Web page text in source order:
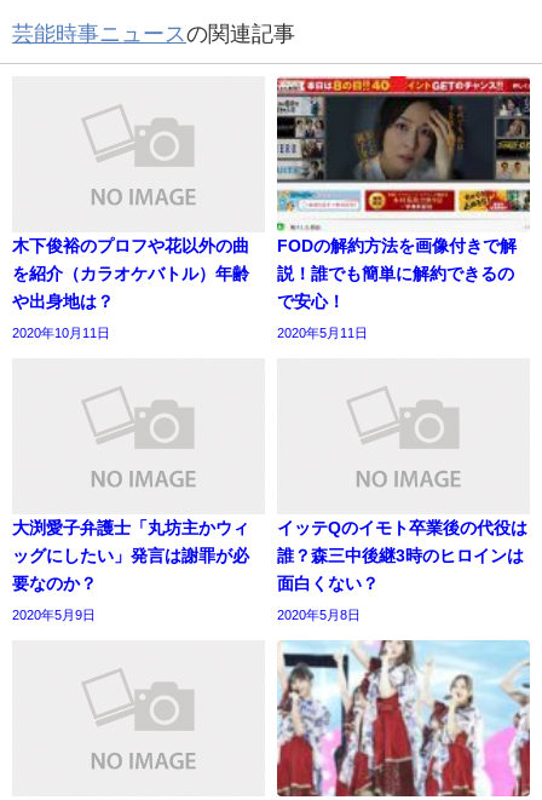
芸能時事ニュースの関連記事
木下俊裕のプロフや花以外の曲
を紹介（カラオケバトル）年齢
や出身地は？
2020年10月11日
FODの解約方法を画像付きで解
説！誰でも簡単に解約できるの
で安心！
2020年5月11日
大渕愛子弁護士「丸坊主かウィ
ッグにしたい」発言は謝罪が必
要なのか？
2020年5月9日
イッテQのイモト卒業後の代役は
誰？森三中後継3時のヒロインは
面白くない？
2020年5月8日